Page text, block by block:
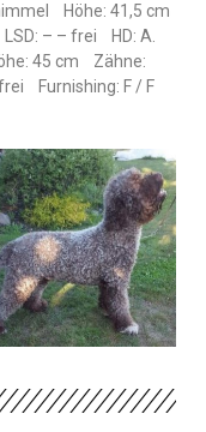
Höhe: 41,5 cm
– – frei HD: A.
45 cm Zähne:
Furnishing: F / F